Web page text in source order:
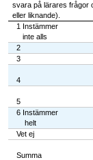
svara på lärares frågor
eller liknande).
1 Instämmer
inte alls
2
3
4
5
6 Instämmer
helt
Vet ej
Summa